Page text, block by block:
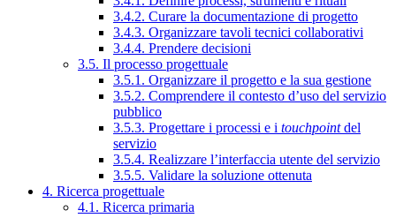
3.4.2. Curare la documentazione di progetto
3.4.3. Organizzare tavoli tecnici collaborativi
3.4.4. Prendere decisioni
3.5. Il processo progettuale
3.5.1. Organizzare il progetto e la sua gestione
3.5.2. Comprendere il contesto d’uso del servizio
pubblico
3.5.3. Progettare i processi e i touchpointdel
servizio
3.5.4. Realizzare l’interfaccia utente del servizio
3.5.5. Validare la soluzione ottenuta
4. Ricerca progettuale
4.1. Ricerca primaria